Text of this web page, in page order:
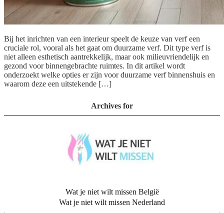
Bij het inrichten van een interieur speelt de keuze van verf een
cruciale rol, vooral als het gaat om duurzame verf. Dit type verf is
niet alleen esthetisch aantrekkelijk, maar ook milieuvriendelijk en
gezond voor binnengebrachte ruimtes. In dit artikel wordt
onderzoekt welke opties er zijn voor duurzame verf binnenshuis en
waarom deze een uitstekende […]
Archives for
Wat je niet wilt missen België
Wat je niet wilt missen Nederland